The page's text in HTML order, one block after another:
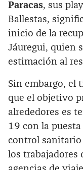
Paracas, sus
Ballestas,
inicio de la
Jáuregui, quien
estimación al
Sin embargo, el
que el objetivo
alrededores es
19 con la
control sanitario
los trabajadores